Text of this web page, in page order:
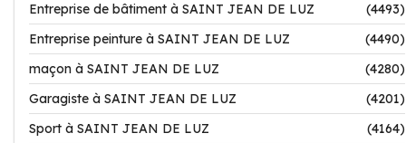
Entreprise de bâtiment à SAINT JEAN DE LUZ
(4493)
Entreprise peinture à SAINT JEAN DE LUZ
(4490)
maçon à SAINT JEAN DE LUZ
(4280)
Garagiste à SAINT JEAN DE LUZ
(4201)
Sport à SAINT JEAN DE LUZ
(4164)